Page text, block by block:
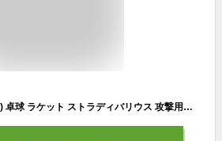
エクシオン(XIOM) (Xiom) 卓球 ラケット ストラディバリウス 攻撃用シェークラケット FL 20501